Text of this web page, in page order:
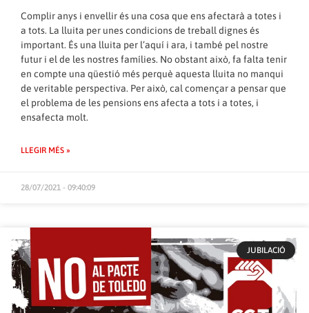
Complir anys i envellir és una cosa que ens afectarà a totes i
a tots. La lluita per unes condicions de treball dignes és
important. És una lluita per l’aquí i ara, i també pel nostre
futur i el de les nostres famílies. No obstant això, fa falta tenir
en compte una qüestió més perquè aquesta lluita no manqui
de veritable perspectiva. Per això, cal començar a pensar que
el problema de les pensions ens afecta a tots i a totes, i
ensafecta molt.
LLEGIR MÉS »
28/07/2021 - 09:40:09
JUBILACIÓ